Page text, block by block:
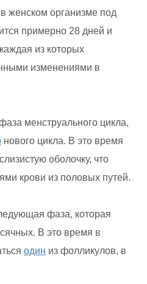
женском организме под
примерно 28 дней и
из которых
изменениями в
менструального цикла,
нового цикла. В это время
оболочку, что
крови из половых путей.
фаза, которая
В это время в
один из фолликулов, в